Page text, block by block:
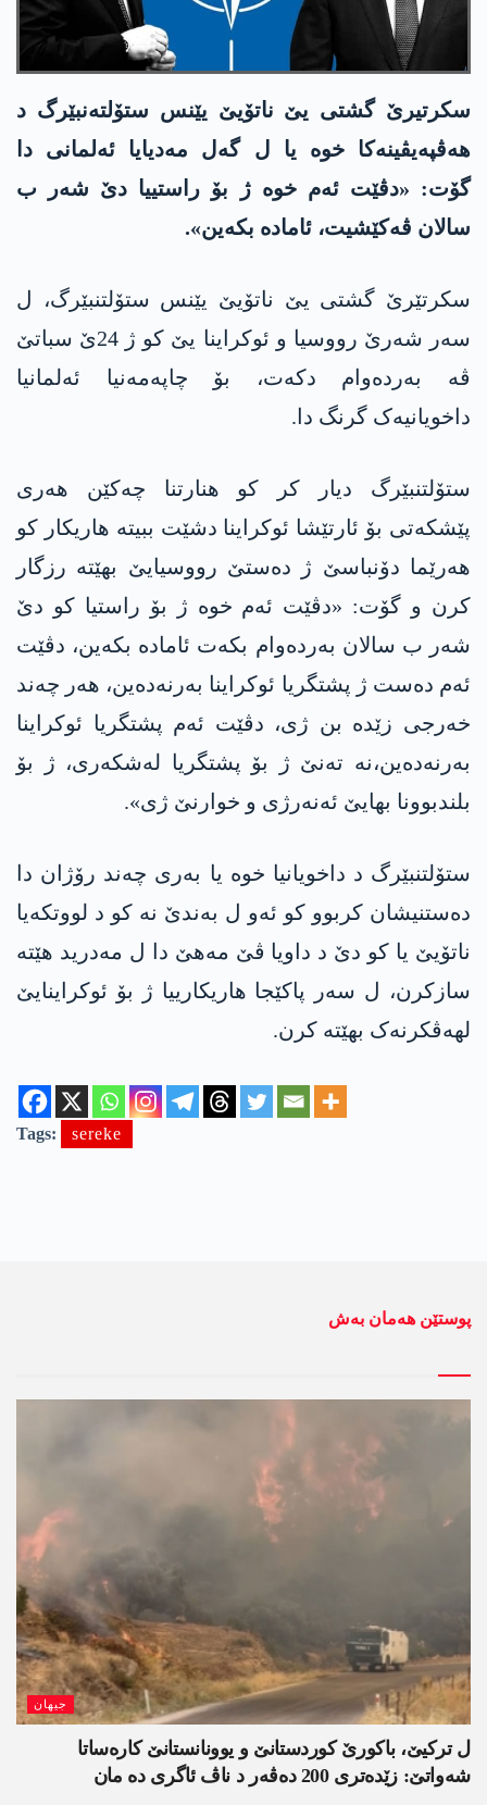
سکرتیرێ گشتی یێ ناتۆیێ یێنس ستۆلتەنبێرگ د
هەڤپەیڤینەکا خوە یا ل گه‌ل مەدیایا ئه‌لمانی دا
گۆت: «دڤێت ئەم خوە ژ بۆ راستییا دێ شەر ب
سالان ڤه‌كێشیت، ئامادە بکه‌ین».
سكرتێرێ گشتی یێ ناتۆیێ یێنس ستۆلتنبێرگ، ل
سەر شەرێ رووسیا و ئوکراینا یێ کو ژ 24ێ سباتێ
ڤە بەردەوام دکەت، بۆ چاپەمەنیا ئه‌لمانیا
داخویانیەک گرنگ دا.
ستۆلتنبێرگ دیار کر کو هنارتنا چەکێن هەری
پێشکەتی بۆ ئارتێشا ئوکراینا دشێت ببیته‌ هاریكار کو
هەرێما دۆنباسێ ژ دەستێ رووسیایێ بهێته‌ رزگار
کرن و گۆت: «دڤێت ئەم خوە ژ بۆ راستیا كو دێ
شەر ب سالان بەردەوام بکەت ئامادە بکه‌ین، دڤێت
ئەم ده‌ست ژ پشتگریا ئوکراینا بەرنەده‌ین، هەر چەند
خه‌رجی زێدە بن ژی، دڤێت ئەم پشتگریا ئوکراینا
بەرنەده‌ین،نە تەنێ ژ بۆ پشتگریا لەشکەری، ژ بۆ
بلندبوونا بهایێ ئەنەرژی و خوارنێ ژی».
ستۆلتنبێرگ د داخویانیا خوە یا بەری چەند رۆژان دا
دەستنیشان کربوو کو ئەو ل بەندێ نە کو د لووتکەیا
ناتۆیێ یا کو دێ د داویا ڤێ مەهێ دا ل مه‌درید هێته‌
سازكرن، ل سەر پاكێجا هاریكارییا ژ بۆ ئوکراینایێ
لهەڤکرنەک بهێته‌ کرن.
Tags: sereke
پوستێن ھەمان بەش
جیھان
ل ترکیێ، باکورێ کوردستانێ و یوونانستانێ کارەساتا
شەواتێ: زێدەتری 200 دەڤەر د ناڤ ئاگری دە مان